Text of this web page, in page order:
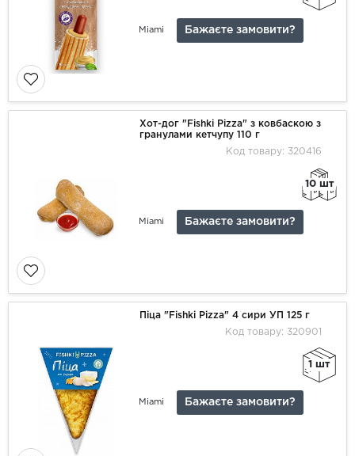
Miami Бажаєте замовити?
Хот-дог "Fishki Pizza" з ковбаскою з
гранулами кетчупу 110 г
Код товару: 320416
10 шт
Miami Бажаєте замовити?
Піца "Fishki Pizza" 4 сири УП 125 г
Код товару: 320901
1 шт
Miami Бажаєте замовити?